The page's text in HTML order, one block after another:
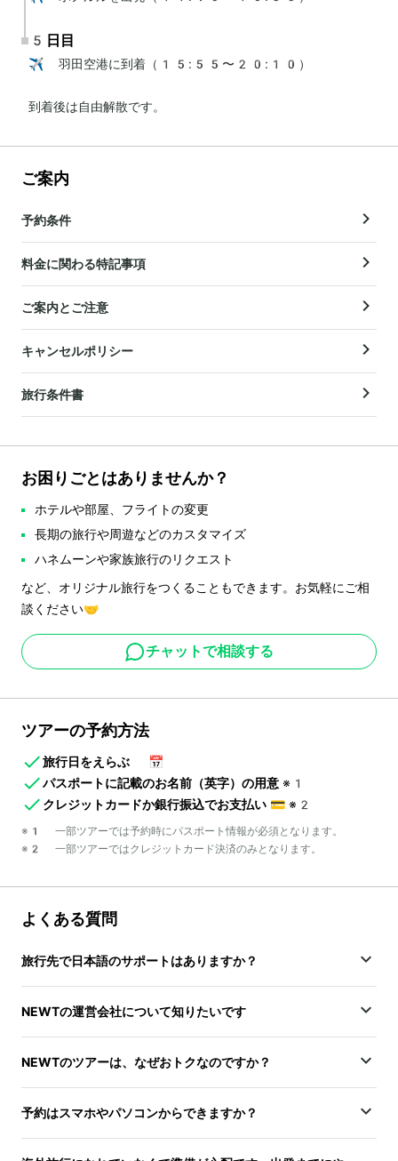
5日目
✈️ 羽田空港に到着（15:55〜20:10）
到着後は自由解散です。
ご案内
予約条件
料金に関わる特記事項
ご案内とご注意
キャンセルポリシー
旅行条件書
お困りごとはありませんか？
ホテルや部屋、フライトの変更
長期の旅行や周遊などのカスタマイズ
ハネムーンや家族旅行のリクエスト
など、オリジナル旅行をつくることもできます。お気軽にご相
談ください🤝
チャットで相談する
ツアーの予約方法
旅行日をえらぶ
📅
パスポートに記載のお名前（英字）の用意 ※1
クレジットカードか銀行振込でお支払い 💳 ※2
※1 一部ツアーでは予約時にパスポート情報が必須となります。
※2 一部ツアーではクレジットカード決済のみとなります。
よくある質問
旅行先で日本語のサポートはありますか？
NEWTの運営会社について知りたいです
NEWTのツアーは、なぜおトクなのですか？
予約はスマホやパソコンからできますか？